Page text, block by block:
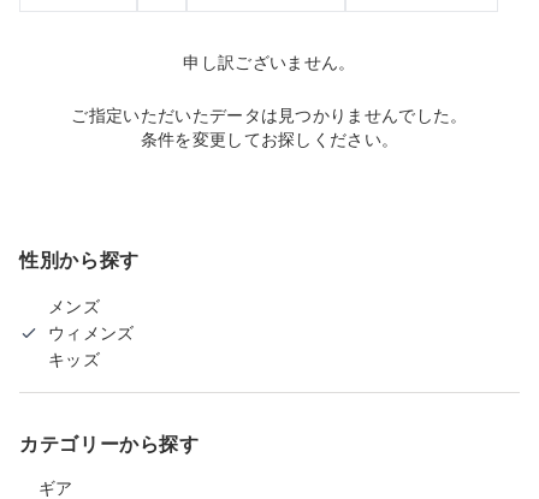
申し訳ございません。
ご指定いただいたデータは見つかりませんでした。
条件を変更してお探しください。
性別から探す
メンズ
ウィメンズ
キッズ
カテゴリーから探す
ギア